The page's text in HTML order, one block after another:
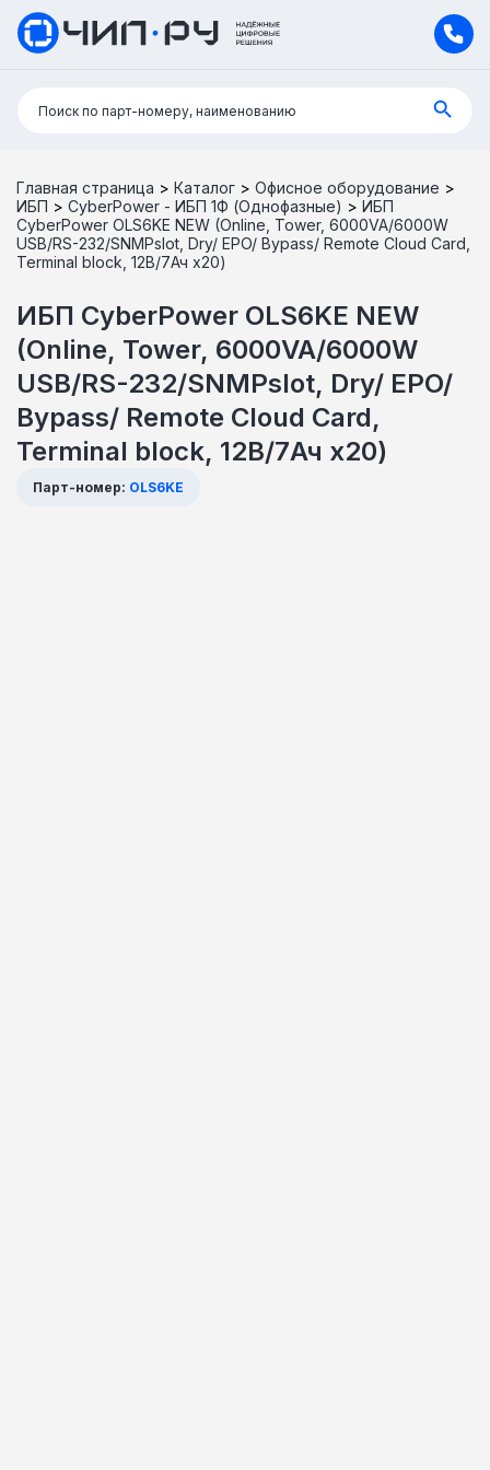
Поиск:
Поиск по парт-номеру, наименованию
Главная страница > Каталог > Офисное оборудование >
ИБП > CyberPower - ИБП 1Ф (Однофазные) > ИБП
CyberPower OLS6KE NEW (Online, Tower, 6000VA/6000W
USB/RS-232/SNMPslot, Dry/ EPO/ Bypass/ Remote Cloud Card,
Terminal block, 12В/7Ач х20)
ИБП CyberPower OLS6KE NEW
(Online, Tower, 6000VA/6000W
USB/RS-232/SNMPslot, Dry/ EPO/
Bypass/ Remote Cloud Card,
Terminal block, 12В/7Ач х20)
Парт-номер: OLS6KE